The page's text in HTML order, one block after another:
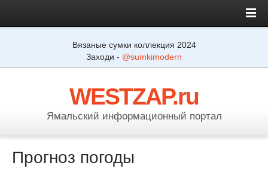
Вязаные сумки коллекция 2024
Заходи - @sumkimodern
WESTZAP.ru
Ямальский информационный портал
Прогноз погоды